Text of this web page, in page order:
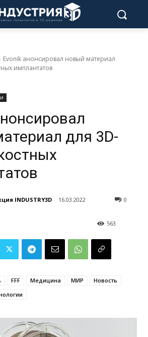
Evonik анонсировал новый материал
имплантатов
для 3D-
INDUSTRY3D 16.03.2022 0
563
FFF Медицина МИР
Новость